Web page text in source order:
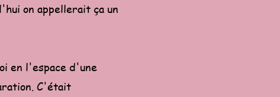
on appellerait ça un
en l'espace d'une
C'était